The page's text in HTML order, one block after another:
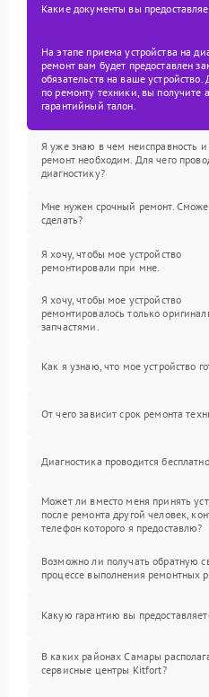
Какие документы вы
На этапе приема устройства на
ремонт вам будет предоставлен
обязательств на ваше
по ремонту техники, вы получите
гарантийный талон.
Я уже знаю в чем неисправность и
ремонт необходим. Для чего
диагностику?
Мне нужен срочный ремонт.
сделать?
Я хочу, чтобы мое устройство
ремонтировали при мне.
Я хочу, чтобы мое устройство
ремонтировалось только
запчастями.
Как я узнаю, что мое устройство
От чего зависит срок ремонта
Диагностика проводится
Может ли вместо меня принять
после ремонта другой человек,
телефон которого я предоставлю?
Возможно ли получать обратную
процессе выполнения ремонтных
Какую гарантию вы
В каких районах Самары
сервисные центры Kitfort?